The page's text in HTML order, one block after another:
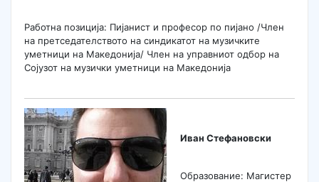
Работна позиција: Пијанист и професор по пијано /Член
на претседателството на синдикатот на музичките
уметници на Македонија/ Член на управниот одбор на
Сојузот на музички уметници на Македонија
Иван Стефановски
Образование: Магистер